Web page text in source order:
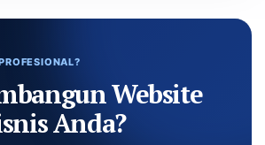
Website
Anda?